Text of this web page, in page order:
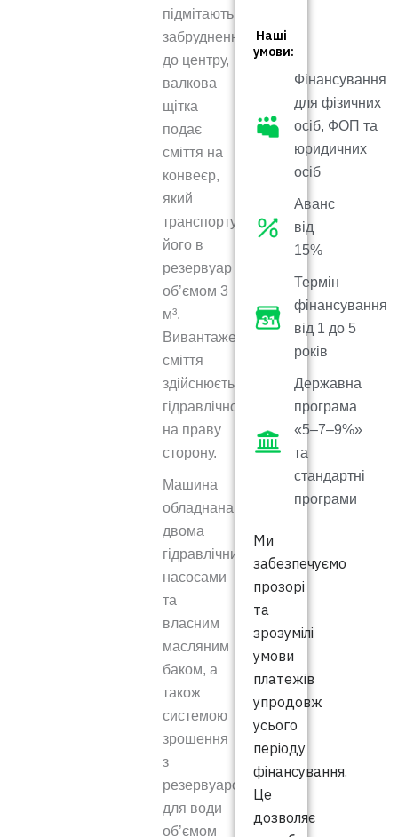
підмітають
забруднення
до центру,
валкова
щітка
подає
сміття на
конвеєр,
який
транспортує
його в
резервуар
об’ємом 3
м³.
Вивантаження
сміття
здійснюється
гідравлічно
на праву
сторону.
Машина
обладнана
двома
гідравлічними
насосами
та
власним
масляним
баком, а
також
системою
зрошення
з
резервуаром
для води
об’ємом
Наші
умови:
Фінансування
для фізичних
осіб, ФОП та
юридичних
осіб
Аванс
від
15%
Термін
фінансування
від 1 до 5
років
Державна
програма
«5–7–9%»
та
стандартні
програми
Ми
забезпечуємо
прозорі
та
зрозумілі
умови
платежів
упродовж
усього
періоду
фінансування.
Це
дозволяє